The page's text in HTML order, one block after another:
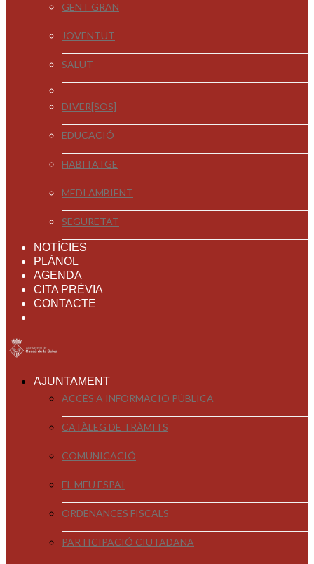
GENT GRAN
JOVENTUT
SALUT
DIVER[SOS]
EDUCACIÓ
HABITATGE
MEDI AMBIENT
SEGURETAT
NOTÍCIES
PLÀNOL
AGENDA
CITA PRÈVIA
CONTACTE
AJUNTAMENT
ACCÉS A INFORMACIÓ PÚBLICA
CATÀLEG DE TRÀMITS
COMUNICACIÓ
EL MEU ESPAI
ORDENANCES FISCALS
PARTICIPACIÓ CIUTADANA